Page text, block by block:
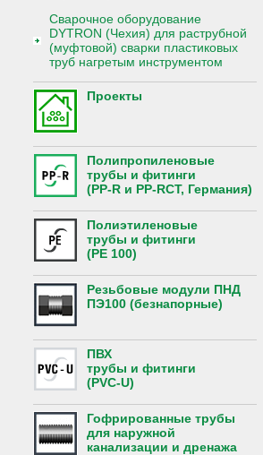
Сварочное оборудование
DYTRON (Чехия) для раструбной
(муфтовой) сварки пластиковых
труб нагретым инструментом
Проекты
Полипропиленовые
трубы и фитинги
(PP-R и PP-RCT, Германия)
Полиэтиленовые
трубы и фитинги
(PE 100)
Резьбовые модули ПНД
ПЭ100 (безнапорные)
ПВХ
трубы и фитинги
(PVC-U)
Гофрированные трубы
для наружной
канализации и дренажа